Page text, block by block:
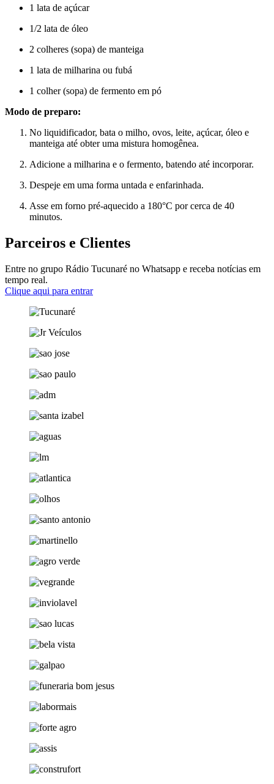
1 lata de açúcar
1/2 lata de óleo
2 colheres (sopa) de manteiga
1 lata de milharina ou fubá
1 colher (sopa) de fermento em pó
Modo de preparo:
No liquidificador, bata o milho, ovos, leite, açúcar, óleo e
manteiga até obter uma mistura homogênea.
Adicione a milharina e o fermento, batendo até incorporar.
Despeje em uma forma untada e enfarinhada.
Asse em forno pré-aquecido a 180°C por cerca de 40
minutos.
Parceiros e Clientes
Entre no grupo Rádio Tucunaré no Whatsapp e receba notícias em
tempo real.
Clique aqui para entrar